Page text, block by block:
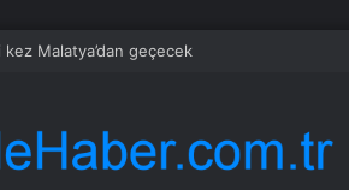
Malatya’dan geçecek